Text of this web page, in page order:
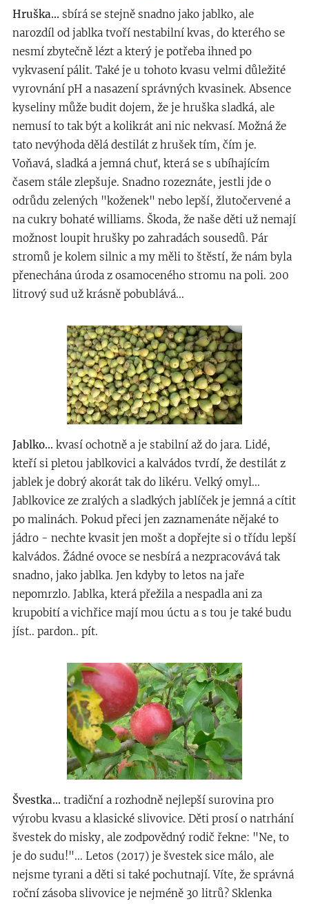
Hruška... sbírá se stejně snadno jako jablko, ale
narozdíl od jablka tvoří nestabilní kvas, do kterého se
nesmí zbytečně lézt a který je potřeba ihned po
vykvasení pálit. Také je u tohoto kvasu velmi důležité
vyrovnání pH a nasazení správných kvasinek. Absence
kyseliny může budit dojem, že je hruška sladká, ale
nemusí to tak být a kolikrát ani nic nekvasí. Možná že
tato nevýhoda dělá destilát z hrušek tím, čím je.
Voňavá, sladká a jemná chuť, která se s ubíhajícím
časem stále zlepšuje. Snadno rozeznáte, jestli jde o
odrůdu zelených "koženek" nebo lepší, žlutočervené a
na cukry bohaté williams. Škoda, že naše děti už nemají
možnost loupit hrušky po zahradách sousedů. Pár
stromů je kolem silnic a my měli to štěstí, že nám byla
přenechána úroda z osamoceného stromu na poli. 200
litrový sud už krásně pobublává...
Jablko... kvasí ochotně a je stabilní až do jara. Lidé,
kteří si pletou jablkovici a kalvádos tvrdí, že destilát z
jablek je dobrý akorát tak do likéru. Velký omyl...
Jablkovice ze zralých a sladkých jablíček je jemná a cítit
po malinách. Pokud přeci jen zaznamenáte nějaké to
jádro - nechte kvasit jen mošt a dopřejte si o třídu lepší
kalvádos. Žádné ovoce se nesbírá a nezpracovává tak
snadno, jako jablka. Jen kdyby to letos na jaře
nepomrzlo. Jablka, která přežila a nespadla ani za
krupobití a vichřice mají mou úctu a s tou je také budu
jíst.. pardon.. pít.
Švestka... tradiční a rozhodně nejlepší surovina pro
výrobu kvasu a klasické slivovice. Děti prosí o natrhání
švestek do misky, ale zodpovědný rodič řekne: "Ne, to
je do sudu!"... Letos (2017) je švestek sice málo, ale
nejsme tyrani a děti si také pochutnají. Víte, že správná
roční zásoba slivovice je nejméně 30 litrů? Sklenka